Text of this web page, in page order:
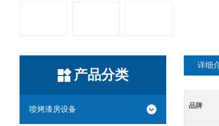
产品分类
喷烤漆房设备
详细
品牌